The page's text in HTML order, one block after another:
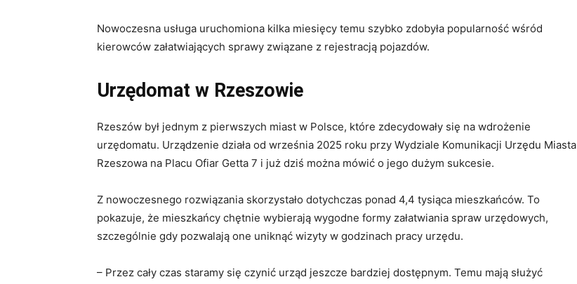
Nowoczesna usługa uruchomiona kilka miesięcy temu szybko zdobyła popularność wśród
kierowców załatwiających sprawy związane z rejestracją pojazdów.
Urzędomat w Rzeszowie
Rzeszów był jednym z pierwszych miast w Polsce, które zdecydowały się na wdrożenie
urzędomatu. Urządzenie działa od września 2025 roku przy Wydziale Komunikacji Urzędu Miasta
Rzeszowa na Placu Ofiar Getta 7 i już dziś można mówić o jego dużym sukcesie.
Z nowoczesnego rozwiązania skorzystało dotychczas ponad 4,4 tysiąca mieszkańców. To
pokazuje, że mieszkańcy chętnie wybierają wygodne formy załatwiania spraw urzędowych,
szczególnie gdy pozwalają one uniknąć wizyty w godzinach pracy urzędu.
– Przez cały czas staramy się czynić urząd jeszcze bardziej dostępnym. Temu mają służyć